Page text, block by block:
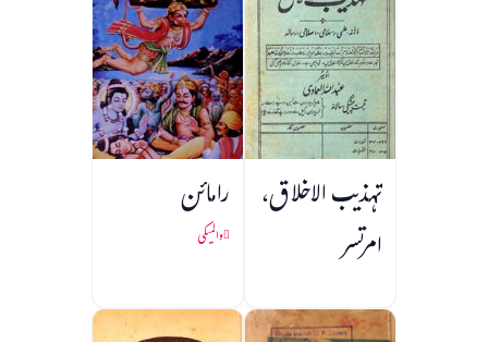
تہذیب الاخلاق،
امرتسر
رامائن
والمیکی